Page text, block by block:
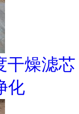
干燥滤芯
化